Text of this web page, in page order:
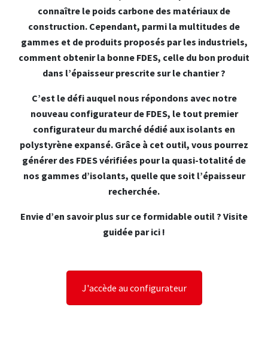
connaître le poids carbone des matériaux de
construction. Cependant, parmi la multitudes de
gammes et de produits proposés par les industriels,
comment obtenir la bonne FDES, celle du bon produit
dans l’épaisseur prescrite sur le chantier ?
C’est le défi auquel nous répondons avec notre
nouveau configurateur de FDES, le tout premier
configurateur du marché dédié aux isolants en
polystyrène expansé. Grâce à cet outil, vous pourrez
générer des FDES vérifiées pour la quasi-totalité de
nos gammes d’isolants, quelle que soit l’épaisseur
recherchée.
Envie d’en savoir plus sur ce formidable outil ? Visite
guidée par ici !
J'accède au configurateur